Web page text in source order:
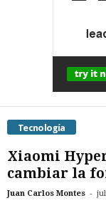
Tecnología
Xiaomi
cambiar la
Juan Carlos Montes -